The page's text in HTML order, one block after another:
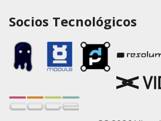
Socios Tecnológicos